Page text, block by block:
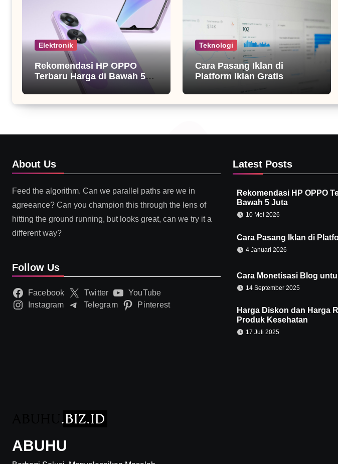
Elektronik
Rekomendasi HP OPPO
Terbaru Harga di Bawah 5
Teknologi
Cara Pasang Iklan di
Platform Iklan Gratis
About Us
Feed the algorithm. Can we parallel paths are we in
agreeance? Can you champion this through the lens of
hitting the ground running, but looks great, can we try it a
different way?
Follow Us
Facebook Twitter
YouTube
Instagram
Telegram Pinterest
Latest Posts
Rekomendasi HP OPPO
Bawah 5 Juta
10 Mei 2026
Cara Pasang Iklan di
4 Januari 2026
Cara Monetisasi Blog
14 September 2025
Harga Diskon dan Harga
Produk Kesehatan
17 Juli 2025
ABUHU